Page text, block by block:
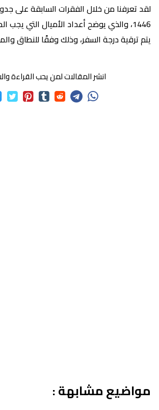
لقد تعرفنا من خلال الفقرات السابقة على
1446، والذي يوضح أعداد الأميال التي
يتم ترقية درجة السفر، وذلك وفقًا للنطاق
انشر المقالات لمن يحب القراءة
مواضيع مشابهة :